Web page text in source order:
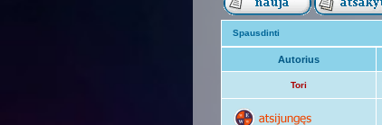
Spausdinti
Autorius
Tori